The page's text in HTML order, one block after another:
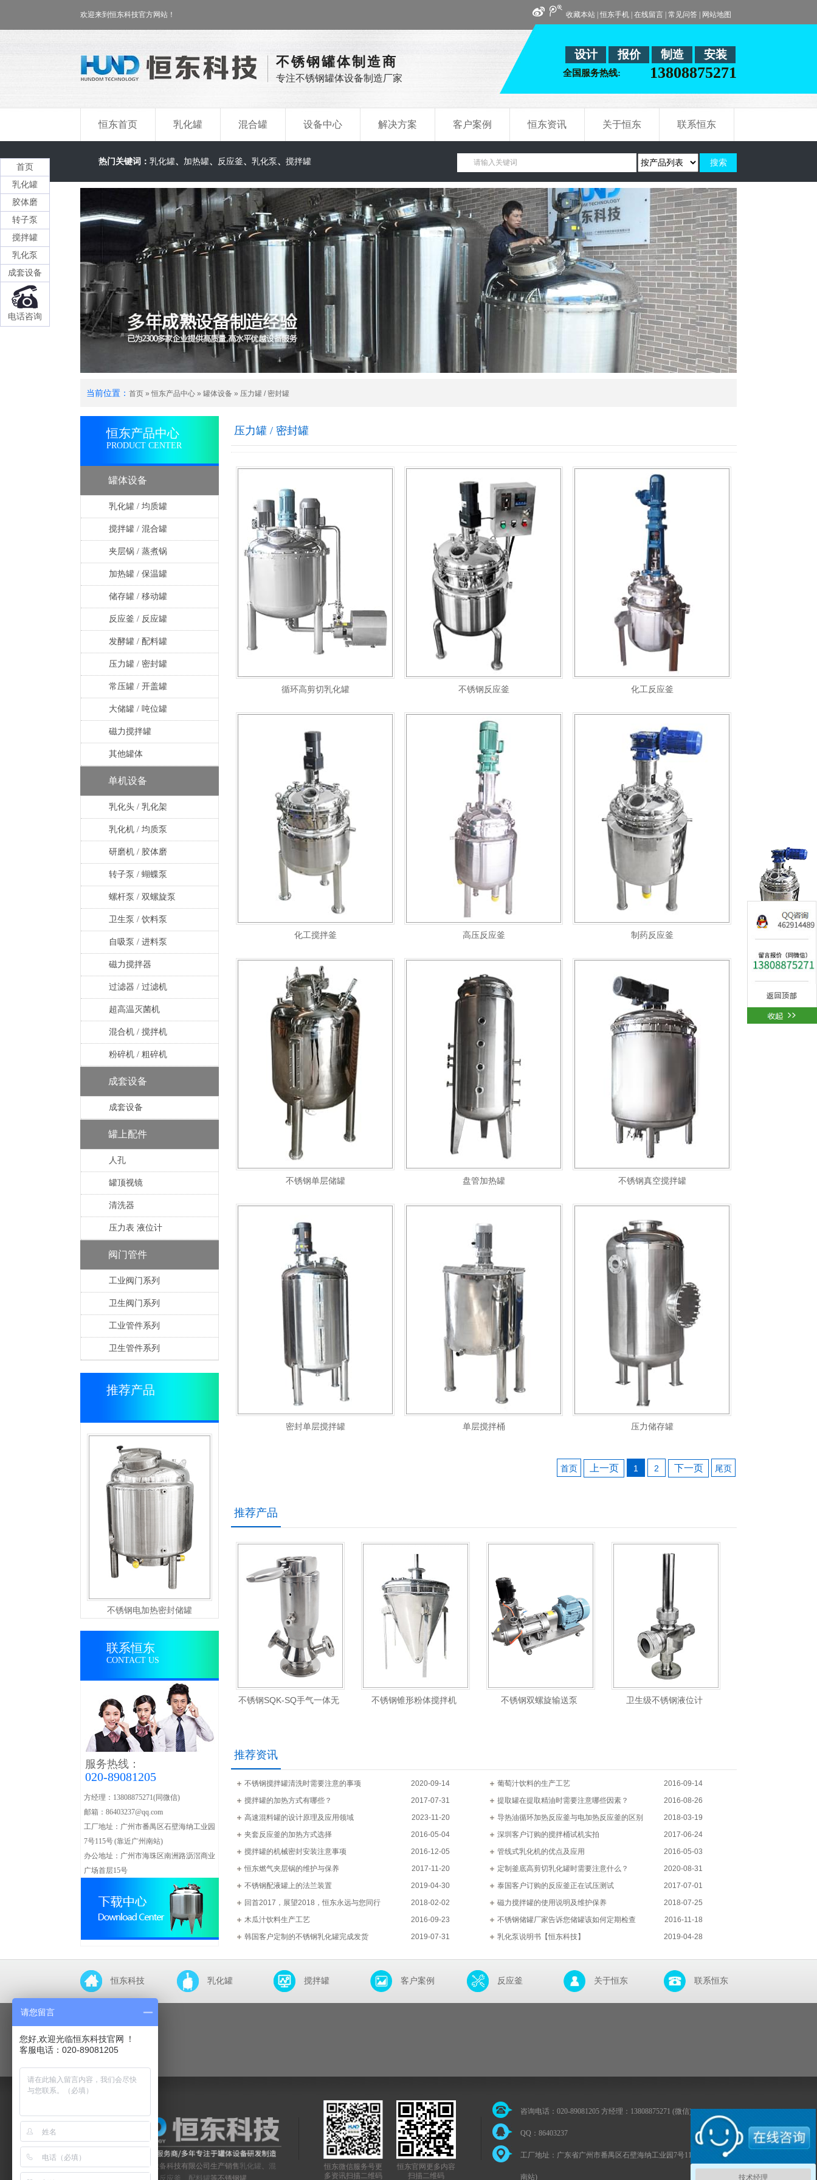
收藏本站 恒东手机 在线留言 常见问答 网站地图
欢迎来到恒东科技官方网站！
不锈钢罐体制造商
专注不锈钢罐体设备制造厂家
设计 报价 制造 安装
全国服务热线: 13808875271
恒东首页 乳化罐 混合罐 设备中心 解决方案 客户案例 恒东资讯 关于恒东 联系恒东
热门关键词： 乳化罐、 加热罐、 反应釜、 乳化泵 、 搅拌罐
当前位置： 首页 » 恒东产品中心 » 罐体设备 » 压力罐 / 密封罐
恒东产品中心
PRODUCT CENTER
罐体设备
乳化罐 / 均质罐
搅拌罐 / 混合罐
夹层锅 / 蒸煮锅
加热罐 / 保温罐
储存罐 / 移动罐
反应釜 / 反应罐
发酵罐 / 配料罐
压力罐 / 密封罐
常压罐 / 开盖罐
大储罐 / 吨位罐
磁力搅拌罐
其他罐体
单机设备
乳化头 / 乳化架
乳化机 / 均质泵
研磨机 / 胶体磨
转子泵 / 蝴蝶泵
螺杆泵 / 双螺旋泵
卫生泵 / 饮料泵
自吸泵 / 进料泵
磁力搅拌器
过滤器 / 过滤机
超高温灭菌机
混合机 / 搅拌机
粉碎机 / 粗碎机
成套设备
成套设备
罐上配件
人孔
罐顶视镜
清洗器
压力表 液位计
阀门管件
工业阀门系列
卫生阀门系列
工业管件系列
卫生管件系列
推荐产品
不锈钢电加热密封储罐
单层磁力搅拌罐
UHT盘管式超高温瞬时灭菌机
联系恒东
CONTACT US
服务热线：
020-89081205
方经理：13808875271(同微信)
邮箱：86403237@qq.com
工厂地址：广州市番禺区石壁海纳工业园
7号115号 (靠近广州南站)
办公地址：广州市海珠区南洲路沥滘商业
广场首层15号
压力罐 / 密封罐
循环高剪切乳化罐 不锈钢反应釜 化工反应釜
化工搅拌釜 高压反应釜 制药反应釜
不锈钢单层储罐 盘管加热罐 不锈钢真空搅拌罐
密封单层搅拌罐 单层搅拌桶 压力储存罐
首页 上一页 1 2 下一页 尾页
推荐产品
不锈钢SQK-SQ手气一体无 不锈钢锥形粉体搅拌机 不锈钢双螺旋输送泵 卫生级不锈钢液位计
推荐资讯
2020-09-14
不锈钢搅拌罐清洗时需要注意的事项 2016-09-14
葡萄汁饮料的生产工艺
2017-07-31
搅拌罐的加热方式有哪些？ 2016-08-26
提取罐在提取精油时需要注意哪些因素？
2023-11-20
高速混料罐的设计原理及应用领域 2018-03-19
导热油循环加热反应釜与电加热反应釜的区别
2016-05-04
夹套反应釜的加热方式选择 2017-06-24
深圳客户订购的搅拌桶试机实拍
2016-12-05
搅拌罐的机械密封安装注意事项 2016-05-03
管线式乳化机的优点及应用
2017-11-20
恒东燃气夹层锅的维护与保养 2020-08-31
定制釜底高剪切乳化罐时需要注意什么？
2019-04-30
不锈钢配液罐上的法兰装置 2017-07-01
泰国客户订购的反应釜正在试压测试
2018-02-02
回首2017，展望2018，恒东永远与您同行 2018-07-25
磁力搅拌罐的使用说明及维护保养
2016-09-23
木瓜汁饮料生产工艺 2016-11-18
不锈钢储罐厂家告诉您储罐该如何定期检查
2019-07-31
韩国客户定制的不锈钢乳化罐完成发货 2019-04-28
乳化泵说明书【恒东科技】
恒东科技 乳化罐 搅拌罐 客户案例 反应釜 关于恒东 联系恒东
广州恒东机械设备科技有限公司生产销售 乳化罐 、 混
反应釜 配料罐等不锈钢罐
恒东微信服务号更
多资讯扫描二维码
恒东官网更多内容
扫描二维码
咨询电话：020-89081205 方经理：13808875271 (微信)
QQ：86403237
工厂地址：广东省广州市番禺区石壁海纳工业园7号115号 (靠近广州
南站)
首页
乳化罐
胶体磨
转子泵
搅拌罐
乳化泵
成套设备
电话咨询
技术经理
请您留言
您好,欢迎光临恒东科技官网 ！
客服电话：020-89081205